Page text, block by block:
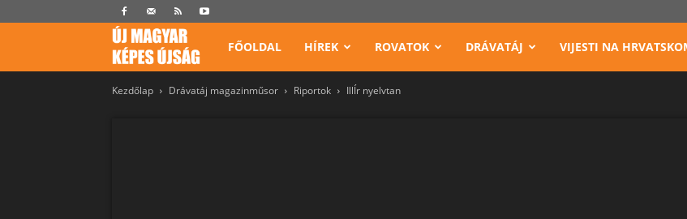
Képes
Újság
FŐOLDAL HÍREK ROVATOK DRÁVATÁJ VIJESTI NA
Kezdőlap Drávatáj magazinműsor Riportok IllÍr nyelvtan